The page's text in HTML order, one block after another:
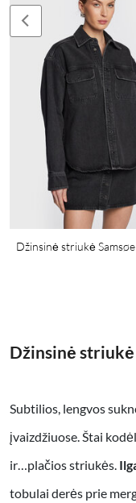
Džinsinė striukė Samsøe
Džinsinė
Subtilios, lengvos
įvaizdžiuose. Štai
ir…plačios striukės.
tobulai derės prie